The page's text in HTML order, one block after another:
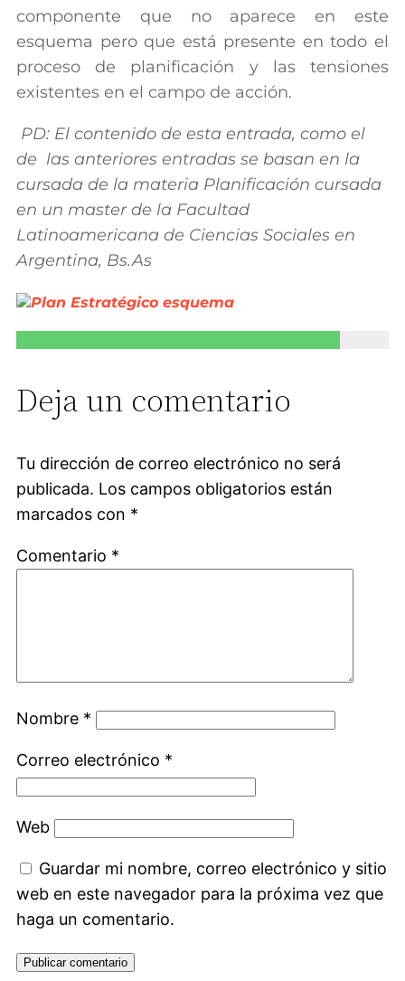
componente que no aparece en este
esquema pero que está presente en todo el
proceso de planificación y las tensiones
existentes en el campo de acción.
PD: El contenido de esta entrada, como el
de las anteriores entradas se basan en la
cursada de la materia Planificación cursada
en un master de la Facultad
Latinoamericana de Ciencias Sociales en
Argentina, Bs.As
Deja un comentario
Tu dirección de correo electrónico no será
publicada. Los campos obligatorios están
marcados con *
Comentario *
Nombre *
Correo electrónico *
Web
Guardar mi nombre, correo electrónico y sitio
web en este navegador para la próxima vez que
haga un comentario.